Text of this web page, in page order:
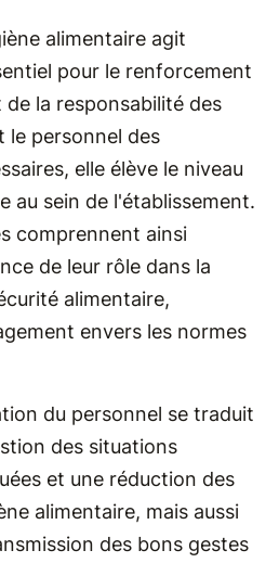
alimentaire agit
pour le renforcement
la responsabilité des
le personnel des
elle élève le niveau
au sein de l'établissement.
comprennent ainsi
de leur rôle dans la
alimentaire,
envers les normes
du personnel se traduit
des situations
et une réduction des
alimentaire, mais aussi
des bons gestes